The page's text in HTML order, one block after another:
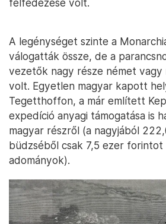
felfedezése volt.
A legénységet szinte a
válogatták össze, de a
vezetők nagy része német
volt. Egyetlen magyar kapott
Tegetthoffon, a már említett
expedíció anyagi támogatása is
magyar részről (a nagyjából
büdzséből csak 7,5 ezer
adományok).